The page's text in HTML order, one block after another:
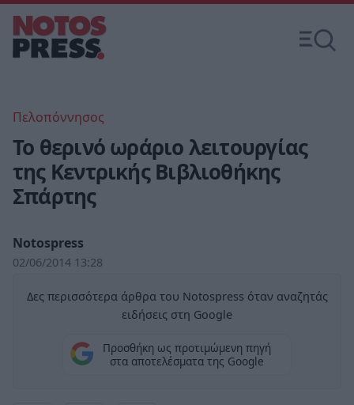
Πελοπόννησος
Το θερινό ωράριο λειτουργίας
της Κεντρικής Βιβλιοθήκης
Σπάρτης
Notospress
02/06/2014 13:28
Δες περισσότερα άρθρα του Notospress όταν αναζητάς
ειδήσεις στη Google
Προσθήκη ως προτιμώμενη πηγή
στα αποτελέσματα της Google